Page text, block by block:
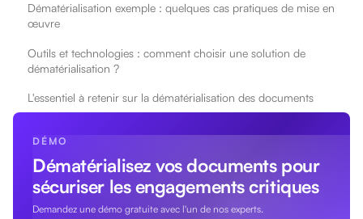
Dématérialisation exemple : quelques cas pratiques de mise en
œuvre
Outils et technologies : comment choisir une solution de
dématérialisation ?
L'essentiel à retenir sur la dématérialisation des documents
DÉMO
Dématérialisez vos documents pour
sécuriser les engagements critiques
Demandez une démo gratuite avec l'un de nos experts.